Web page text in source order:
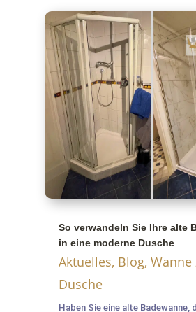
So verwandeln Sie Ihre alte
in eine moderne Dusche
Aktuelles, Blog, Wanne
Dusche
Haben Sie eine alte Badewanne,